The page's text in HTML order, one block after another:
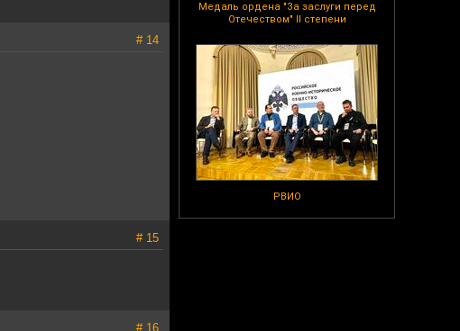
Медаль ордена "За заслуги перед
Отечеством" II степени
РВИО
# 14
# 15
# 16